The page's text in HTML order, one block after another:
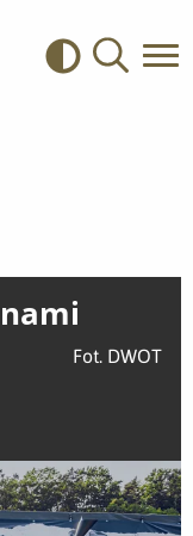
Kontrast
nami
Fot. DWOT